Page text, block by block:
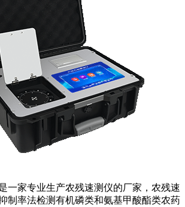
家专业生产农残速测仪的厂家，农残速
制率法检测有机磷类和氨基甲酸酯类农药